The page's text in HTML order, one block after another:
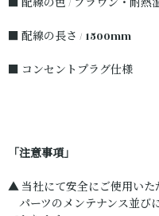
■ 配線の色 / ブラウン・耐熱
■ 配線の長さ / 1500mm
■ コンセントプラグ仕様
「注意事項」
▲ 当社にて安全にご使用いた
パーツのメンテナンス並び